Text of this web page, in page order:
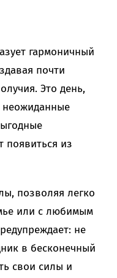
гармоничный
почти
Это день,
неожиданные
появиться из
позволяя легко
или с любимым
не
в бесконечный
свои силы и